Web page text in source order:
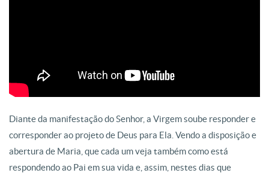
Diante da manifestação do Senhor, a Virgem soube responder e
corresponder ao projeto de Deus para Ela. Vendo a disposição e
abertura de Maria, que cada um veja também como está
respondendo ao Pai em sua vida e, assim, nestes dias que